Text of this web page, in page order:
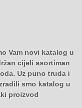
Vam novi katalog u
cijeli asortiman
Uz puno truda i
smo katalog u
proizvod